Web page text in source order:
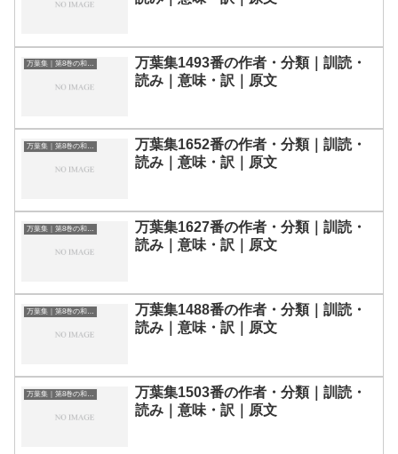
万葉集｜第8巻の和歌一覧
万葉集1493番の作者・分類｜訓読・
読み｜意味・訳｜原文
万葉集｜第8巻の和歌一覧
万葉集1652番の作者・分類｜訓読・
読み｜意味・訳｜原文
万葉集｜第8巻の和歌一覧
万葉集1627番の作者・分類｜訓読・
読み｜意味・訳｜原文
万葉集｜第8巻の和歌一覧
万葉集1488番の作者・分類｜訓読・
読み｜意味・訳｜原文
万葉集｜第8巻の和歌一覧
万葉集1503番の作者・分類｜訓読・
読み｜意味・訳｜原文